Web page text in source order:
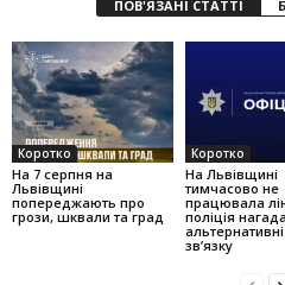
ПОВ'ЯЗАНІ СТАТТІ
Коротко
На 7 серпня на
Львівщині
попереджають про
грози, шквали та град
Коротко
На Львівщині
тимчасово не
працювала
поліція
зв’язку